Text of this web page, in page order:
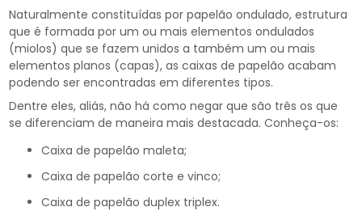
Naturalmente constituídas por papelão ondulado, estrutura
que é formada por um ou mais elementos ondulados
(miolos) que se fazem unidos a também um ou mais
elementos planos (capas), as caixas de papelão acabam
podendo ser encontradas em diferentes tipos.
Dentre eles, aliás, não há como negar que são três os que
se diferenciam de maneira mais destacada. Conheça-os:
Caixa de papelão maleta;
Caixa de papelão corte e vinco;
Caixa de papelão duplex triplex.